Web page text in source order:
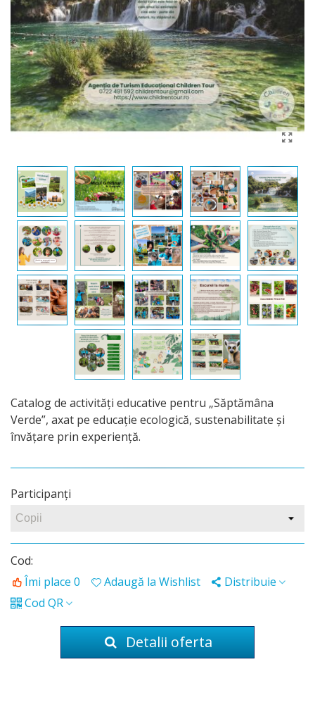
Catalog de activități educative pentru „Săptămâna
Verde”, axat pe educație ecologică, sustenabilitate și
învățare prin experiență.
Participanţi
Cod:
Îmi place 0 Adaugă la Wishlist
Distribuie
Cod QR
Detalii oferta